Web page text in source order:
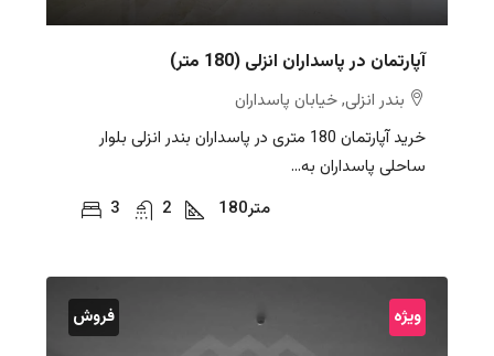
آپارتمان در پاسداران انزلی (180 متر)
بندر انزلی, خیابان پاسداران
خرید آپارتمان 180 متری در پاسداران بندر انزلی بلوار
ساحلی پاسداران به...
3
2 180متر
ویژه فروش